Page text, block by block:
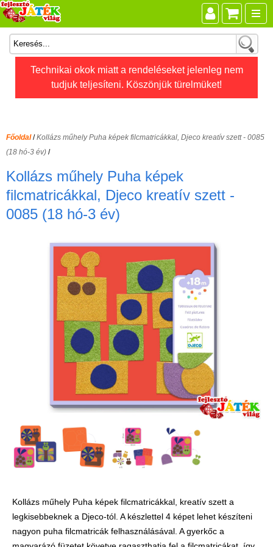
Technikai okok miatt a rendeléseket jelenleg nem
tudjuk teljesíteni. Köszönjük türelmüket!
Főoldal/Kollázs műhely Puha képek filcmatricákkal, Djeco kreatív szett - 0085
(18 hó-3 év) /
Kollázs műhely Puha képek
filcmatricákkal, Djeco kreatív szett -
0085 (18 hó-3 év)
Kollázs műhely Puha képek filcmatricákkal, kreatív szett a
legkisebbeknek a Djeco-tól. A készlettel 4 képet lehet készíteni
nagyon puha filcmatricák felhasználásával. A gyerkőc a
Összes játék
Játékok életkor szerint
Bébijátékok
Diafilm
Játék hangszer
Futóbiciklik, rollerek
Gyerekszoba
Intelligens gyurma
Iskolaszerek
Kerti játékok
Kreatív játék
Könyv
Licenszes TOP
gyerekajándékok
LOGICO
LÜK